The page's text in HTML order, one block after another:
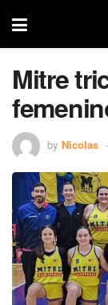
Mitre
by Nicolas